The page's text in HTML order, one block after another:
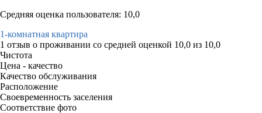
Средняя оценка пользователя: 10,0
1-комнатная квартира
1 отзыв о проживании со средней оценкой 10,0 из 10,0
Чистота
Цена - качество
Качество обслуживания
Расположение
Своевременность заселения
Соответствие фото